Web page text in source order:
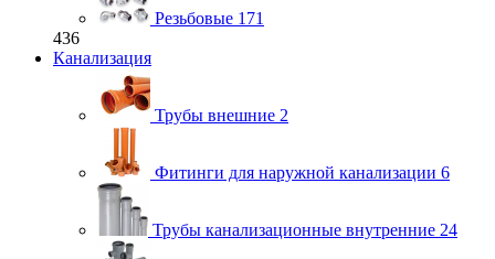
Резьбовые 171
436
Канализация
Трубы внешние 2
Фитинги для наружной канализации 6
Трубы канализационные внутренние 24